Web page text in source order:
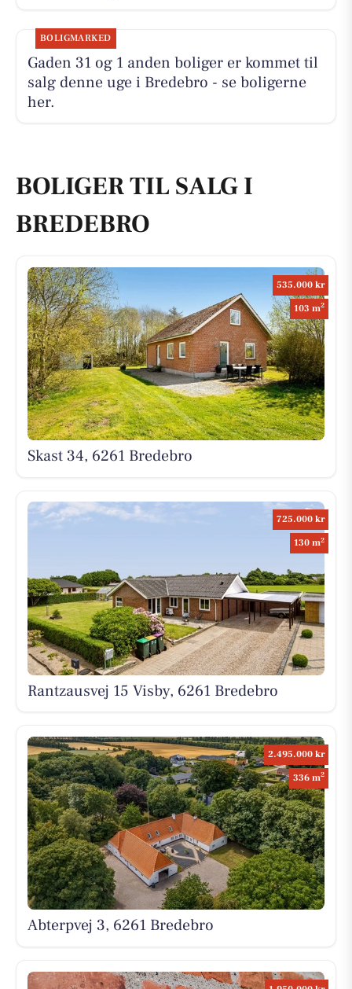
BOLIGMARKED
Gaden 31 og 1 anden boliger er kommet til
salg denne uge i Bredebro - se boligerne
her.
BOLIGER TIL SALG I
BREDEBRO
535.000 kr
103 m2
Skast 34, 6261 Bredebro
725.000 kr
130 m2
Rantzausvej 15 Visby, 6261 Bredebro
2.495.000 kr
336 m2
Abterpvej 3, 6261 Bredebro